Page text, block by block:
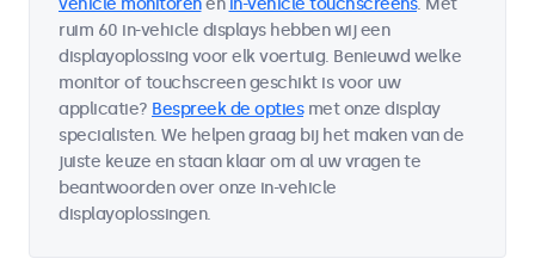
vehicle monitorenen in-vehicle touchscreens. Met
ruim 60 in-vehicle displays hebben wij een
displayoplossing voor elk voertuig. Benieuwd welke
monitor of touchscreen geschikt is voor uw
applicatie? Bespreek de optiesmet onze display
specialisten. We helpen graag bij het maken van de
juiste keuze en staan klaar om al uw vragen te
beantwoorden over onze in-vehicle
displayoplossingen.